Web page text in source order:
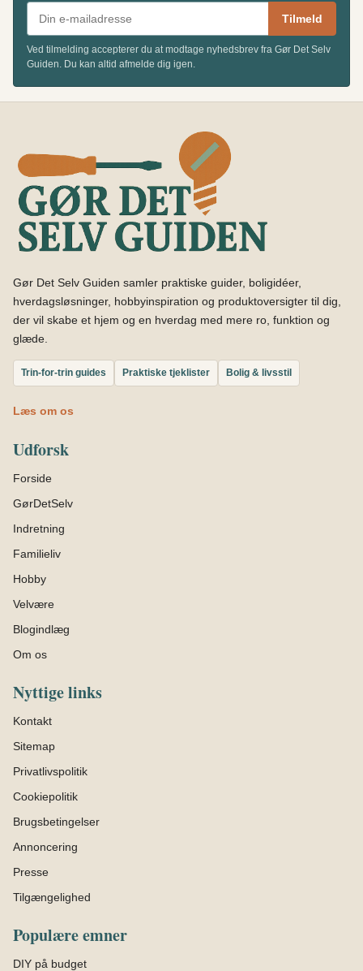
Tilmeld
Ved tilmelding accepterer du at modtage nyhedsbrev fra Gør Det Selv
Guiden. Du kan altid afmelde dig igen.
Gør Det Selv Guiden samler praktiske guider, boligidéer,
hverdagsløsninger, hobbyinspiration og produktoversigter til dig,
der vil skabe et hjem og en hverdag med mere ro, funktion og
glæde.
Trin-for-trin guides Praktiske tjeklister Bolig & livsstil
Læs om os
Udforsk
Forside
GørDetSelv
Indretning
Familieliv
Hobby
Velvære
Blogindlæg
Om os
Nyttige links
Kontakt
Sitemap
Privatlivspolitik
Cookiepolitik
Brugsbetingelser
Annoncering
Presse
Tilgængelighed
Populære emner
DIY på budget